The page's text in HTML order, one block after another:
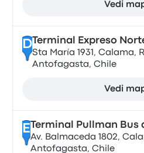
Vedi
DTerminal Expreso
Sta María 1931, Calama,
Antofagasta, Chile
Vedi
E Terminal Pullman Bus
Av. Balmaceda 1802,
Antofagasta, Chile